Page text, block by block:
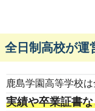
全日制高校が運
鹿島学園高等学校
実績や卒業証書